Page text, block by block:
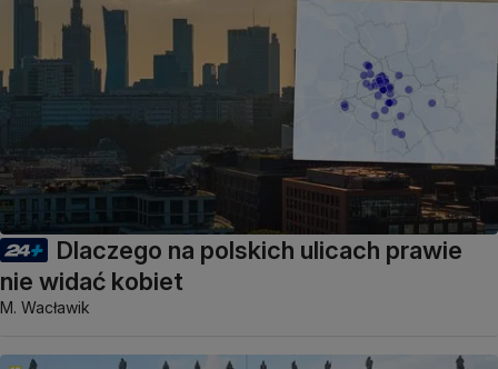
Dlaczego na polskich ulicach prawie
nie widać kobiet
M. Wacławik